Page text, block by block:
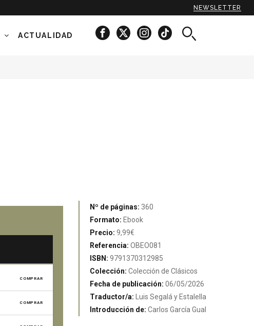
NEWSLETTER
ACTUALIDAD
COMPRAR
COMPRAR
Nº de páginas: 360
Formato: Ebook
Precio:9,99€
Referencia:OBEO081
ISBN:9791370312985
Colección:Colección de Clásicos
Fecha de publicación:06/05/2026
Traductor/a:
Luis Segalá y Estalella
Introducción de:Carlos García Gual